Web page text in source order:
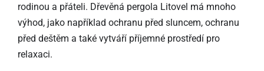
rodinou a přáteli. Dřevěná pergola Litovel má mnoho
výhod, jako například ochranu před sluncem, ochranu
před deštěm a také vytváří příjemné prostředí pro
relaxaci.